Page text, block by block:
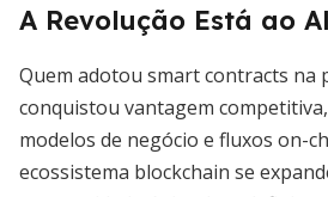
A Revolução Está ao
Quem adotou smart contracts na
conquistou vantagem
modelos de negócio e fluxos on-
ecossistema blockchain se